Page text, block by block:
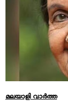
മലയാളി വാര്‍ത്ത